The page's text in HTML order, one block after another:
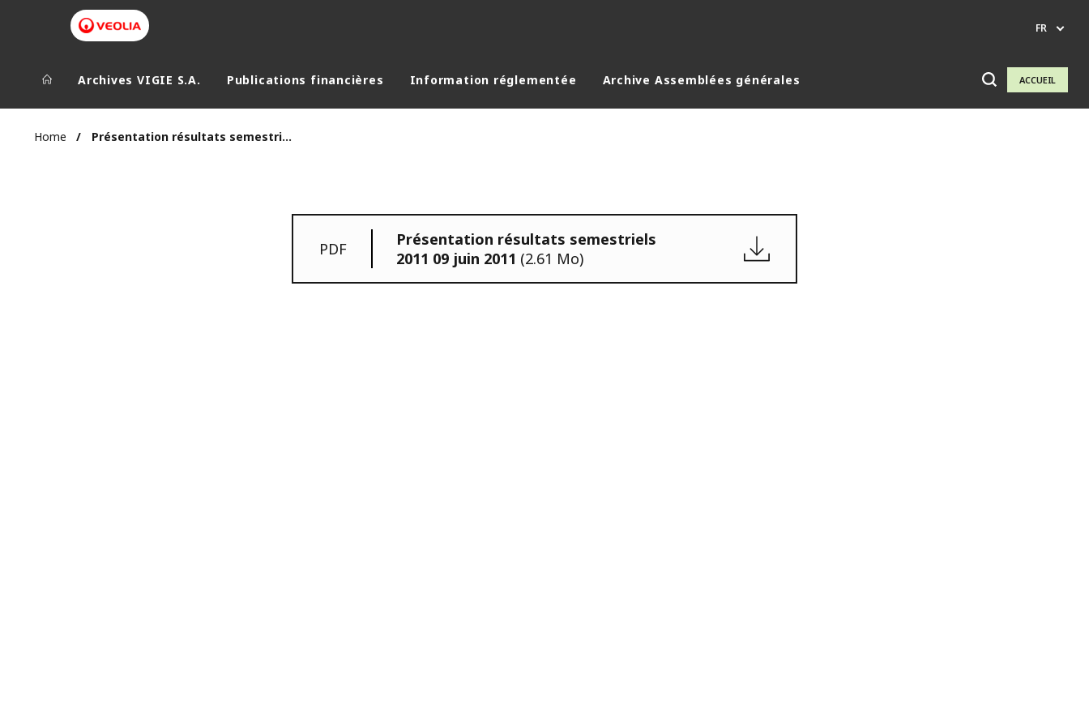
FR
Archives VIGIE S.A. Publications financières Information réglementée Archive Assemblées générales ACCUEIL
Home Présentation résultats semestriels 2011 09 juin 2011
PDF
Présentation résultats semestriels
2011 09 juin 2011 (2.61 Mo)